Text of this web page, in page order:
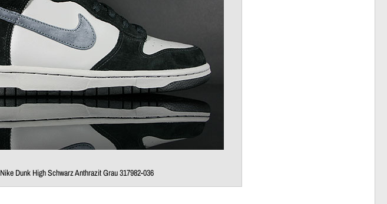
Nike Dunk High Schwarz Anthrazit Grau 317982-036